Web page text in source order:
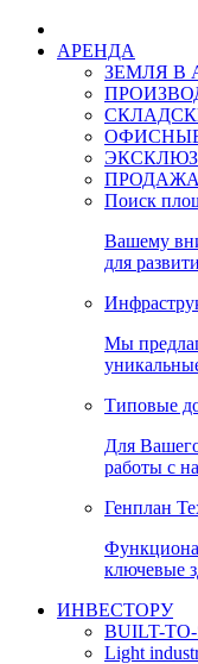
АРЕНДА
ЗЕМЛЯ В
Поиск
Вашему
для
Мы
Типовые
Для
работы с
Генплан
ключевые
ИНВЕСТОРУ
BUILT-
Light